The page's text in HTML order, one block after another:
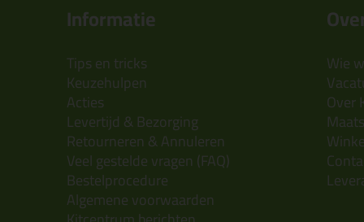
Informatie
Tips en tricks
Keuzehulpen
Acties
Levertijd & Bezorging
Retourneren & Annuleren
Veel gestelde vragen (FAQ)
Bestelprocedure
Algemene voorwaarden
Wie
Over